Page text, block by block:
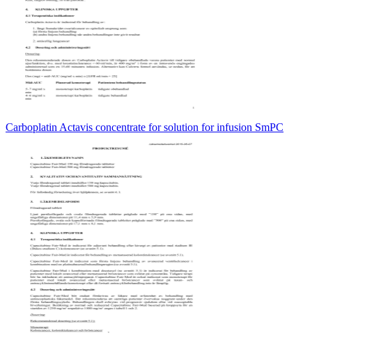
Carboplatin Actavis concentrate for solution for infusion SmPC